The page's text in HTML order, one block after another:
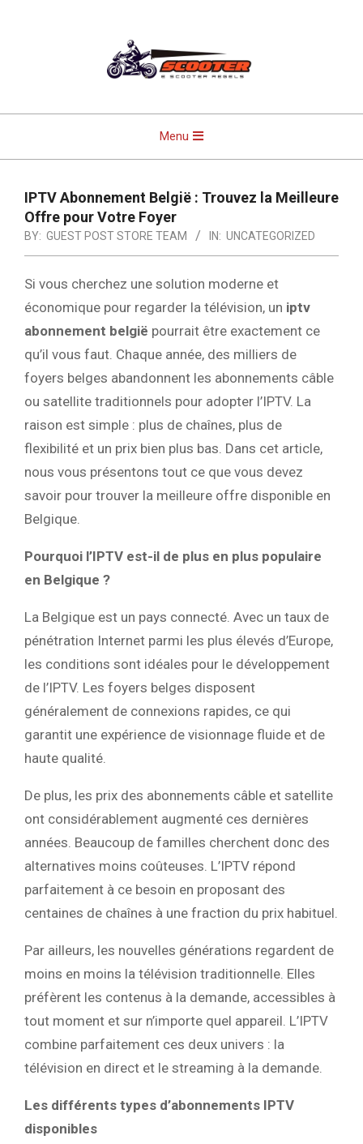
Menu
IPTV Abonnement België : Trouvez la Meilleure
Offre pour Votre Foyer
BY: GUEST POST STORE TEAM IN: UNCATEGORIZED
Si vous cherchez une solution moderne et
économique pour regarder la télévision, un iptv
abonnement belgië pourrait être exactement ce
qu’il vous faut. Chaque année, des milliers de
foyers belges abandonnent les abonnements câble
ou satellite traditionnels pour adopter l’IPTV. La
raison est simple : plus de chaînes, plus de
flexibilité et un prix bien plus bas. Dans cet article,
nous vous présentons tout ce que vous devez
savoir pour trouver la meilleure offre disponible en
Belgique.
Pourquoi l’IPTV est-il de plus en plus populaire
en Belgique ?
La Belgique est un pays connecté. Avec un taux de
pénétration Internet parmi les plus élevés d’Europe,
les conditions sont idéales pour le développement
de l’IPTV. Les foyers belges disposent
généralement de connexions rapides, ce qui
garantit une expérience de visionnage fluide et de
haute qualité.
De plus, les prix des abonnements câble et satellite
ont considérablement augmenté ces dernières
années. Beaucoup de familles cherchent donc des
alternatives moins coûteuses. L’IPTV répond
parfaitement à ce besoin en proposant des
centaines de chaînes à une fraction du prix habituel.
Par ailleurs, les nouvelles générations regardent de
moins en moins la télévision traditionnelle. Elles
préfèrent les contenus à la demande, accessibles à
tout moment et sur n’importe quel appareil. L’IPTV
combine parfaitement ces deux univers : la
télévision en direct et le streaming à la demande.
Les différents types d’abonnements IPTV
disponibles